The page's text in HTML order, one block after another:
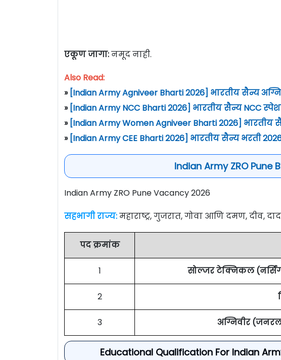
एकूण जागा:नमूद नाही.
Also Read:
» [Indian Army Agniveer Bharti 2026] भारतीय सैन्य
» [Indian Army NCC Bharti 2026] भारतीय सैन्य NCC
» [Indian Army Women Agniveer Bharti 2026] भारतीय
» [Indian Army CEE Bharti 2026] भारतीय सैन्य भरती
Indian Army ZRO Pune
Indian Army ZRO Pune Vacancy 2026
सहभागी राज्य:महाराष्ट्र, गुजरात, गोवा आणि दमण, दीव,
पद क्रमांक
1 सोल्जर टेक्निकल (नर्सिंग
2
3 अग्निवीर
Educational Qualification For Indian